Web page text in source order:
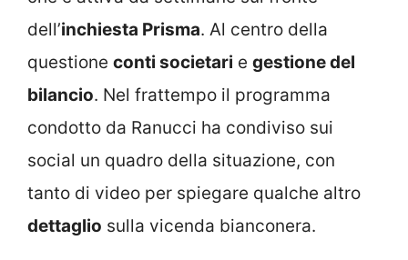
dell’inchiesta Prisma. Al centro della
questione conti societari e gestione del
bilancio. Nel frattempo il programma
condotto da Ranucci ha condiviso sui
social un quadro della situazione, con
tanto di video per spiegare qualche altro
dettaglio sulla vicenda bianconera.